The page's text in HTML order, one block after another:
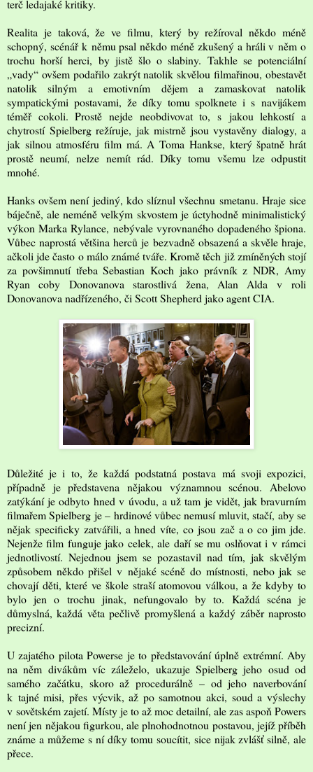
terč ledajaké kritiky.
Realita je taková, že ve filmu, který by režíroval někdo méně
schopný, scénář k němu psal někdo méně zkušený a hráli v něm o
trochu horší herci, by jistě šlo o slabiny. Takhle se potenciální
„vady“ ovšem podařilo zakrýt natolik skvělou filmařinou, obestavět
natolik silným a emotivním dějem a zamaskovat natolik
sympatickými postavami, že díky tomu spolknete i s navijákem
téměř cokoli. Prostě nejde neobdivovat to, s jakou lehkostí a
chytrostí Spielberg režíruje, jak mistrně jsou vystavěny dialogy, a
jak silnou atmosféru film má. A Toma Hankse, který špatně hrát
prostě neumí, nelze nemít rád. Díky tomu všemu lze odpustit
mnohé.
Hanks ovšem není jediný, kdo slíznul všechnu smetanu. Hraje sice
báječně, ale neméně velkým skvostem je úctyhodně minimalistický
výkon Marka Rylance, nebývale vyrovnaného dopadeného špiona.
Vůbec naprostá většina herců je bezvadně obsazená a skvěle hraje,
ačkoli jde často o málo známé tváře. Kromě těch již zmíněných stojí
za povšimnutí třeba Sebastian Koch jako právník z NDR, Amy
Ryan coby Donovanova starostlivá žena, Alan Alda v roli
Donovanova nadřízeného, či Scott Shepherd jako agent CIA.
Důležité je i to, že každá podstatná postava má svoji expozici,
případně je představena nějakou významnou scénou. Abelovo
zatýkání je odbyto hned v úvodu, a už tam je vidět, jak bravurním
filmařem Spielberg je – hrdinové vůbec nemusí mluvit, stačí, aby se
nějak specificky zatvářili, a hned víte, co jsou zač a o co jim jde.
Nejenže film funguje jako celek, ale daří se mu oslňovat i v rámci
jednotlivostí. Nejednou jsem se pozastavil nad tím, jak skvělým
způsobem někdo přišel v nějaké scéně do místnosti, nebo jak se
chovají děti, které ve škole straší atomovou válkou, a že kdyby to
bylo jen o trochu jinak, nefungovalo by to. Každá scéna je
důmyslná, každá věta pečlivě promyšlená a každý záběr naprosto
precizní.
U zajatého pilota Powerse je to představování úplně extrémní. Aby
na něm divákům víc záleželo, ukazuje Spielberg jeho osud od
samého začátku, skoro až procedurálně – od jeho naverbování
k tajné misi, přes výcvik, až po samotnou akci, soud a výslechy
v sovětském zajetí. Místy je to až moc detailní, ale zas aspoň Powers
není jen nějakou figurkou, ale plnohodnotnou postavou, jejíž příběh
známe a můžeme s ní díky tomu soucítit, sice nijak zvlášť silně, ale
přece.